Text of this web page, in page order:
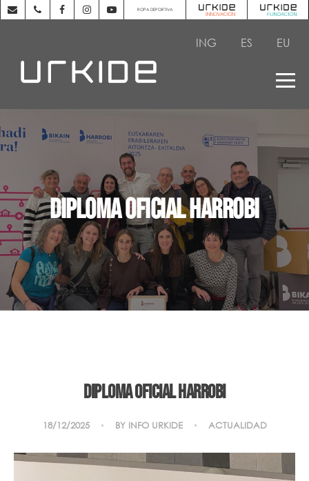
ROPA DEPORTIVA
ING ES EU
Diploma oficial Harrobi
Diploma oficial Harrobi
18/12/2025 BY INFO URKIDE ACTUALIDAD